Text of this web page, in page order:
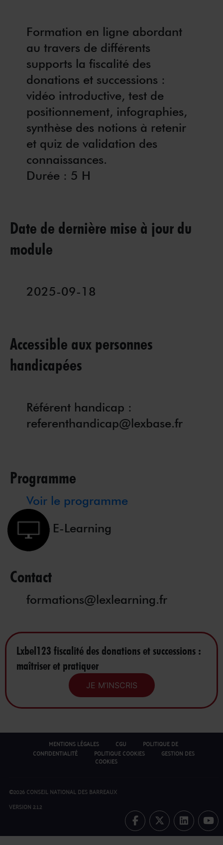
Formation en ligne abordant
au travers de différents
supports la fiscalité des
donations et successions :
vidéo introductive, test de
positionnement, infographies,
synthèse des notions à retenir
et quiz de validation des
connaissances.
Durée : 5 H
Date de dernière mise à jour du
module
2025-09-18
Accessible aux personnes
handicapées
Référent handicap :
referenthandicap@lexbase.fr
Programme
Voir le programme
E-Learning
Contact
formations@lexlearning.fr
Lxbel123 fiscalité des donations et successions :
maîtriser et pratiquer
JE M’INSCRIS
MENTIONS LÉGALES CGU
POLITIQUE DE
CONFIDENTIALITÉ
POLITIQUE COOKIES GESTION DES
COOKIES
©2026 CONSEIL NATIONAL DES BARREAUX
VERSION 2.1.2